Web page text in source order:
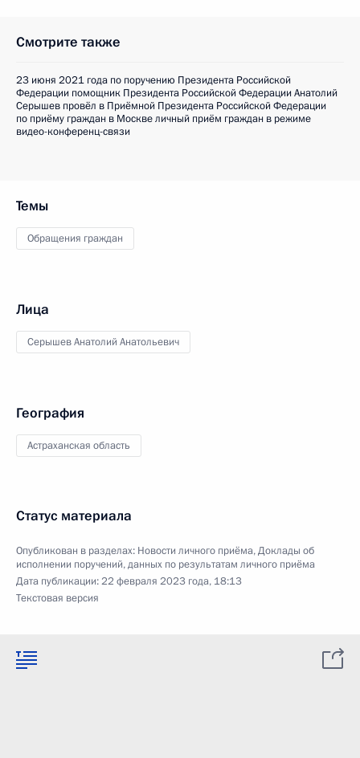
Смотрите также
23 июня 2021 года по поручению Президента Российской
Федерации помощник Президента Российской Федерации Анатолий
Серышев провёл в Приёмной Президента Российской Федерации
по приёму граждан в Москве личный приём граждан в режиме
видео-конференц-связи
Темы
Обращения граждан
Лица
Серышев Анатолий Анатольевич
География
Астраханская область
Статус материала
Опубликован в разделах: Новости личного приёма,Доклады об
исполнении поручений, данных по результатам личного приёма
Дата публикации:22 февраля 2023 года, 18:13
Текстовая версия